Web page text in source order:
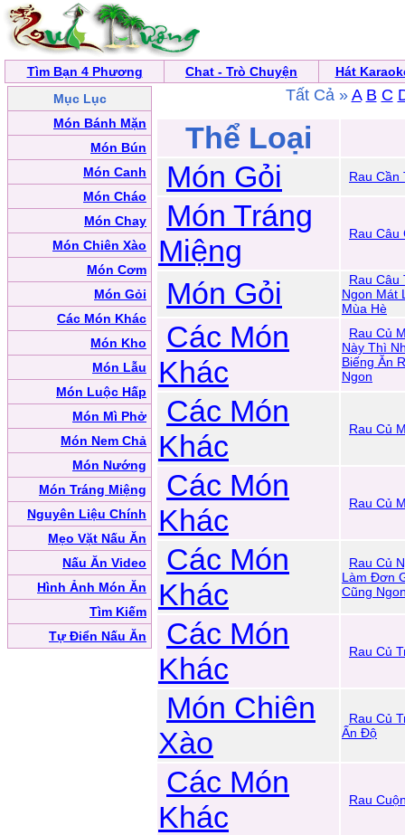
Tìm Bạn 4 Phương Chat - Trò Chuyện
Hát
Mục Lục
Món Bánh Mặn
Món Bún
Món Canh
Món Cháo
Món Chay
Món Chiên Xào
Món Cơm
Món Gỏi
Các Món Khác
Món Kho
Món Lẫu
Món Luộc Hấp
Món Mì Phở
Món Nem Chả
Món Nướng
Món Tráng Miệng
Nguyên Liệu Chính
Mẹo Vặt Nấu Ăn
Nấu Ăn Video
Hình Ảnh Món Ăn
Tìm Kiếm
Tự Điển Nấu Ăn
Tất Cả » A B C
Thể Loại
Món Gỏi
Rau Cần
Món Tráng
Miệng
Rau Câu
Món Gỏi
Rau Câu
Ngon Mát
Mùa Hè
Các Món
Khác
Rau Củ
Này Thì
Biếng Ăn
Ngon
Các Món
Khác
Rau Củ
Các Món
Khác
Rau Củ
Các Món
Khác
Rau Củ
Làm Đơn
Cũng
Các Món
Khác
Rau Củ
Món Chiên
Xào
Rau Củ
Ấn Độ
Các Món
Khác
Rau